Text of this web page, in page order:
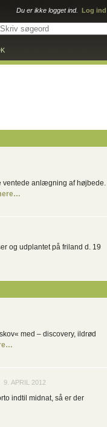
ventede anlægning af højbede.
og udplantet på friland d. 19
med – discovery, ildrød
9. APRIL 2012
indtil midnat, så er der
Du er ikke logget ind. Log ind